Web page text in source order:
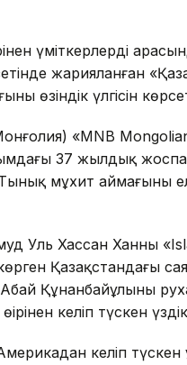
үміткерлердің
жарияланған
өзіндік үлгісін
«MNB
37 жылдық
мұхит аймағының
Уль Хассан Ханның
Қазақстандағы
Абай Құнанбайұлының
келіп түскен
келіп